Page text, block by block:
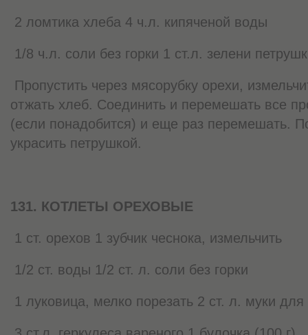
2 ломтика хлеба 4 ч.л. кипяченой воды
1/8 ч.л. соли без горки 1 ст.л. зелени
Пропустить через мясорубку орехи,
отжать хлеб. Соединить и перемешать все
(если понадобится) и еще раз перемешать.
украсить петрушкой.
131. КОТЛЕТЫ ОРЕХОВЫЕ
1 ст. орехов 1 зубчик чеснока, измельчить
1/2 ст. воды 1/2 ст. л. соли без горки
1 луковица, мелко порезать 2 ст. л. муки для